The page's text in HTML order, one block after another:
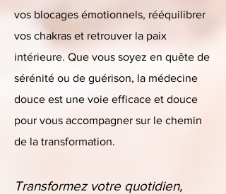
vos blocages émotionnels, rééquilibrer
vos chakras et retrouver la paix
intérieure. Que vous soyez en quête de
sérénité ou de guérison, la médecine
douce est une voie efficace et douce
pour vous accompagner sur le chemin
de la transformation.
Transformez votre quotidien,